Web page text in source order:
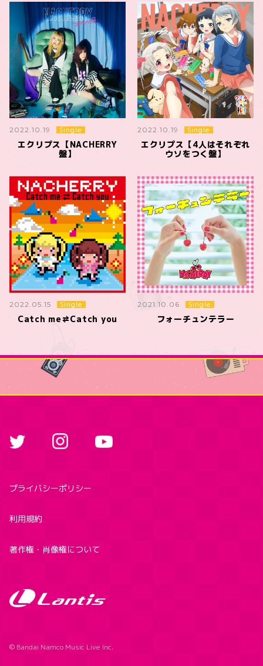
2022.10.19 Single
エクリプス【NACHERRY
盤】
2022.10.19 Single
エクリプス【4人はそれぞれ
ウソをつく盤】
2022.05.15 Single
Catch me⇄Catch you
2021.10.06 Single
フォーチュンテラー
プライバシーポリシー
利用規約
著作権・肖像権について
© Bandai Namco Music Live Inc.